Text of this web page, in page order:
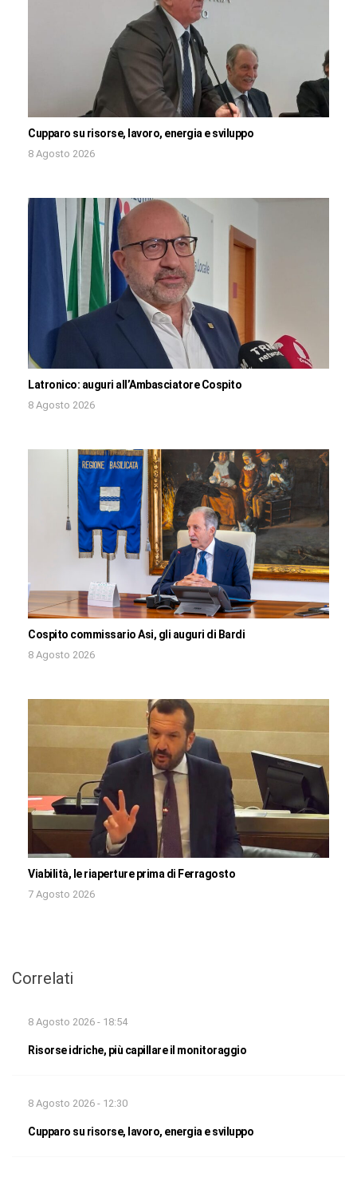
Cupparo su risorse, lavoro, energia e sviluppo
8 Agosto 2026
Latronico: auguri all’Ambasciatore Cospito
8 Agosto 2026
Cospito commissario Asi, gli auguri di Bardi
8 Agosto 2026
Viabilità, le riaperture prima di Ferragosto
7 Agosto 2026
Correlati
8 Agosto 2026 - 18:54
Risorse idriche, più capillare il monitoraggio
8 Agosto 2026 - 12:30
Cupparo su risorse, lavoro, energia e sviluppo